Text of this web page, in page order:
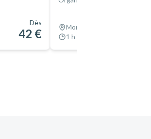
Dès
42 €
Montréal, Canada
1 h 30